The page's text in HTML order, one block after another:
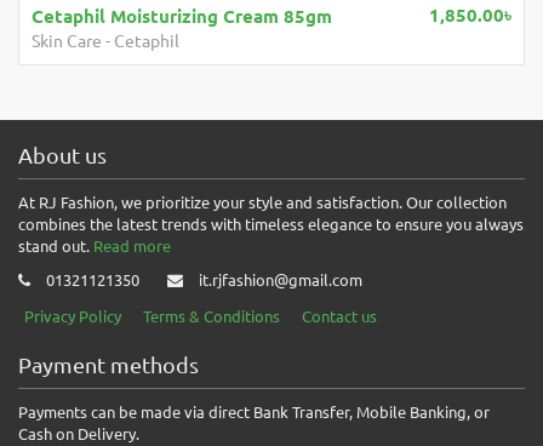
1,850.00৳
Cetaphil Moisturizing Cream 85gm
Skin Care - Cetaphil
About us
At RJ Fashion, we prioritize your style and satisfaction. Our collection
combines the latest trends with timeless elegance to ensure you always
stand out. Read more
01321121350
it.rjfashion@gmail.com
Privacy Policy
Terms & Conditions Contact us
Payment methods
Payments can be made via direct Bank Transfer, Mobile Banking, or
Cash on Delivery.